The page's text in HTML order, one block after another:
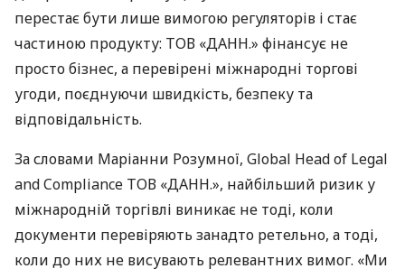
перестає бути лише вимогою регуляторів і стає
частиною продукту: ТОВ «ДАНН.» фінансує не
просто бізнес, а перевірені міжнародні торгові
угоди, поєднуючи швидкість, безпеку та
відповідальність.
За словами Маріанни Розумної, Global Head of Legal
and Compliance ТОВ «ДАНН.», найбільший ризик у
міжнародній торгівлі виникає не тоді, коли
документи перевіряють занадто ретельно, а тоді,
коли до них не висувають релевантних вимог. «Ми